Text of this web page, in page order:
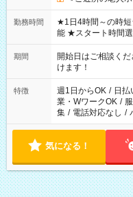
勤務時間
★1日4時間～の時短シフトOK ★もちろん
能 ★スタート時間
20:00 など 残業なし！ ※Wワークの場合、他のお仕事
週40時間超の就業
間以上勤務は社会
（日雇い派遣の原
案内が難しい場合が
期間
開始日はご相談く
けます！
特徴 週1日からOK / 日払
業・WワークOK /
集 / 電話対応なし /
気になる！